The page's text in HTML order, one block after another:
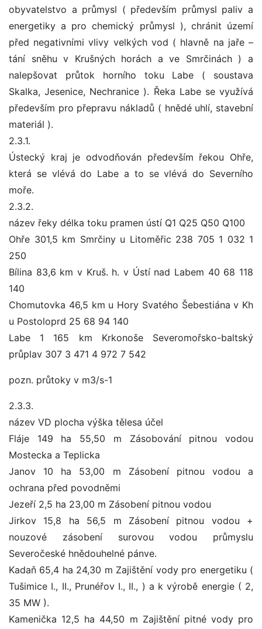
obyvatelstvo a průmysl ( především průmysl paliv a
energetiky a pro chemický průmysl ), chránit území
před negativními vlivy velkých vod ( hlavně na jaře –
tání sněhu v Krušných horách a ve Smrčinách ) a
nalepšovat průtok horního toku Labe ( soustava
Skalka, Jesenice, Nechranice ). Řeka Labe se využívá
především pro přepravu nákladů ( hnědé uhlí, stavební
materiál ).
2.3.1.
Ústecký kraj je odvodňován především řekou Ohře,
která se vlévá do Labe a to se vlévá do Severního
moře.
2.3.2.
název řeky délka toku pramen ústí Q1 Q25 Q50 Q100
Ohře 301,5 km Smrčiny u Litoměřic 238 705 1 032 1
250
Bílina 83,6 km v Kruš. h. v Ústí nad Labem 40 68 118
140
Chomutovka 46,5 km u Hory Svatého Šebestiána v Kh
u Postoloprd 25 68 94 140
Labe 1 165 km Krkonoše Severomořsko-baltský
průplav 307 3 471 4 972 7 542
pozn. průtoky v m3/s-1
2.3.3.
název VD plocha výška tělesa účel
Fláje 149 ha 55,50 m Zásobování pitnou vodou
Mostecka a Teplicka
Janov 10 ha 53,00 m Zásobení pitnou vodou a
ochrana před povodněmi
Jezeří 2,5 ha 23,00 m Zásobení pitnou vodou
Jirkov 15,8 ha 56,5 m Zásobení pitnou vodou +
nouzové zásobení surovou vodou průmyslu
Severočeské hnědouhelné pánve.
Kadaň 65,4 ha 24,30 m Zajištění vody pro energetiku (
Tušimice I., II., Prunéřov I., II., ) a k výrobě energie ( 2,
35 MW ).
Kamenička 12,5 ha 44,50 m Zajištění pitné vody pro